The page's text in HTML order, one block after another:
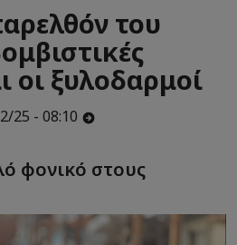
του
οι ξυλοδαρμοί
25 - 08:10
φονικό στους